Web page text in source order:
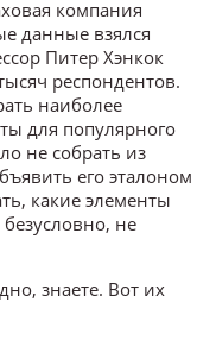
компания
данные взялся
Питер Хэнкок
респондентов.
наиболее
для популярного
не собрать из
его эталоном
какие элементы
не
знаете. Вот их